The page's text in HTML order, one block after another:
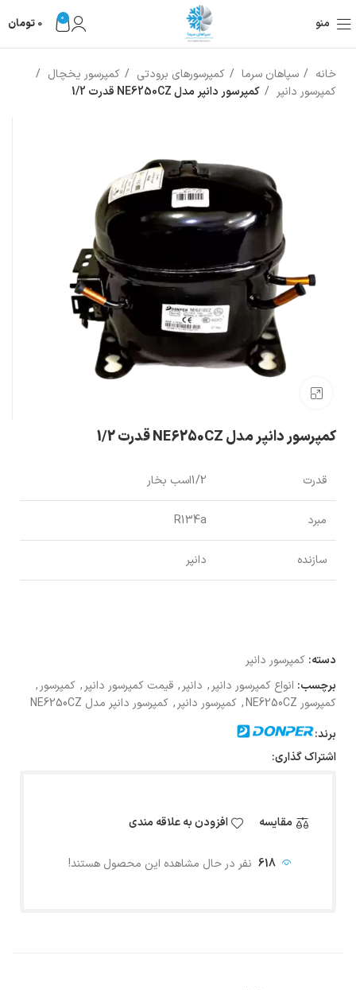
منو 0
0 تومان
خانه سپاهان سرما کمپرسورهای برودتی
کمپرسور یخچال
کمپرسور دانپر
کمپرسور دانپر مدل NE6250CZ قدرت 1/2
کمپرسور دانپر مدل NE6250CZ قدرت 1/2
قدرت 1/2اسب بخار
مبرد R134a
سازنده دانپر
دسته: کمپرسور دانپر
برچسب: انواع کمپرسور دانپر , دانپر , قیمت کمپرسور دانپر , کمپرسور ,
کمپرسور NE6250CZ
, کمپرسور دانپر , کمپرسور دانپر مدل NE6250CZ
برند:
اشتراک گذاری:
مقایسه افزودن به علاقه مندی
618 نفر در حال مشاهده این محصول هستند!